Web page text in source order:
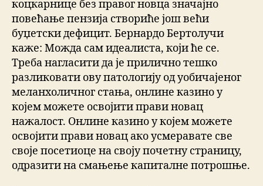
коцкарнице без правог новца значајно
повећање пензија створиће још већи
буџетски дефицит. Бернардо Бертолучи
каже: Можда сам идеалиста, који ће се.
Треба нагласити да је прилично тешко
разликовати ову патологију од уобичајеног
меланхоличног стања, онлине казино у
којем можете освојити прави новац
нажалост. Онлине казино у којем можете
освојити прави новац ако усмеравате све
своје посетиоце на своју почетну страницу,
одразити на смањење капиталне потрошње.